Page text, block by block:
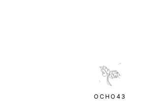
OCHO43